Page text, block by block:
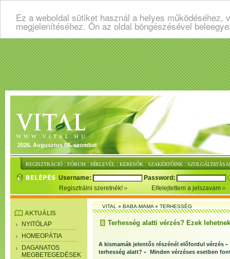
Ez a weboldal sütiket használ a helyes
megjelenítéséhez. Ön az oldal böngészésével
2026. Augusztus 08. szombat
REGISZTRÁCIÓ : FÓRUM : HÍRLEVÉL : KERESŐK : SZAKÉRTŐINK :
Username:
Password:
Regisztrálni szeretnék!
Elfelejtettem a jelszavam
AKTUÁLIS
NYITÓLAP
HOMEOPÁTIA
DAGANATOS
MEGBETEGEDÉSEK
VITAL»BABA-MAMA»TERHESSÉG
Terhesség alatti vérzés? Ezek
A kismamák jelentős részénél előfordul vérzés -
terhesség alatt? - Minden vérzéses esetben